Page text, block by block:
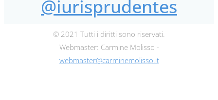
@iurisprudentes
© 2021 Tutti i diritti sono riservati.
Webmaster: Carmine Molisso -
webmaster@carminemolisso.it